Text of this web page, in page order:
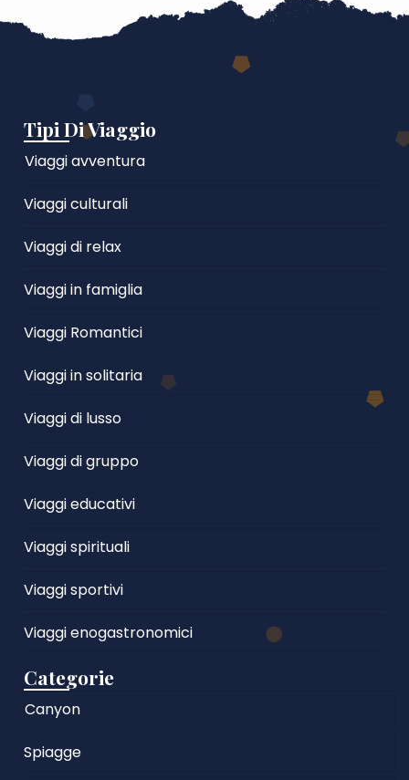
Tipi Di Viaggio
Viaggi avventura
Viaggi culturali
Viaggi di relax
Viaggi in famiglia
Viaggi Romantici
Viaggi in solitaria
Viaggi di lusso
Viaggi di gruppo
Viaggi educativi
Viaggi spirituali
Viaggi sportivi
Viaggi enogastronomici
Categorie
Canyon
Spiagge